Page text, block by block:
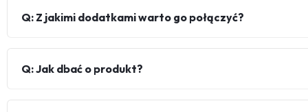
Q: Z jakimi dodatkami warto go połączyć?
Q: Jak dbać o produkt?